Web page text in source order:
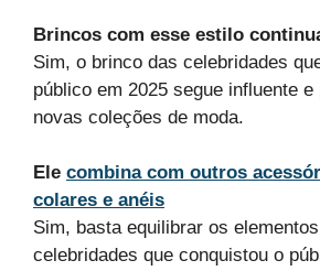
Brincos com esse estilo
Sim, o brinco das celebridades
público em 2025 segue influente e
novas coleções de moda.
Ele combina com outros
colares e anéis
Sim, basta equilibrar os
celebridades que conquistou o